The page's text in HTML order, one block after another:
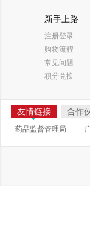
新手上路
注册登录
购物流程
常见问题
积分兑换
友情链接 合作
药品监督管理局